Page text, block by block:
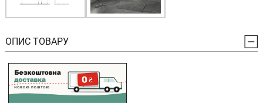
ОПИС ТОВАРУ